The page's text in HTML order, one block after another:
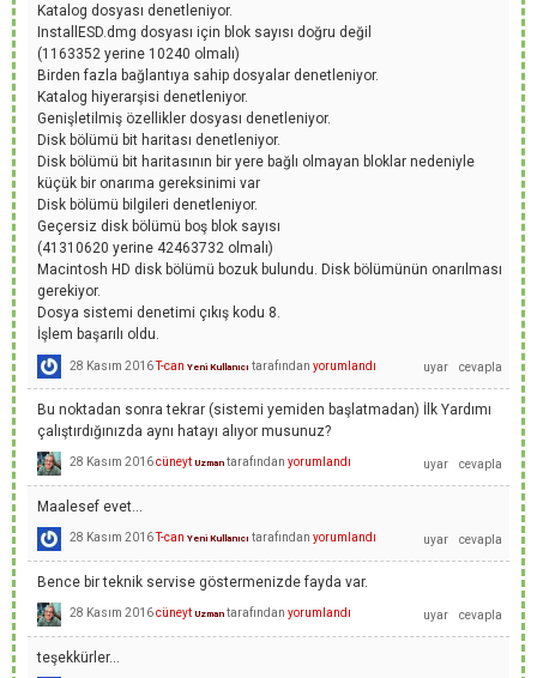
Katalog dosyası denetleniyor.
InstallESD.dmg dosyası için blok sayısı doğru değil
(1163352 yerine 10240 olmalı)
Birden fazla bağlantıya sahip dosyalar denetleniyor.
Katalog hiyerarşisi denetleniyor.
Genişletilmiş özellikler dosyası denetleniyor.
Disk bölümü bit haritası denetleniyor.
Disk bölümü bit haritasının bir yere bağlı olmayan bloklar nedeniyle
küçük bir onarıma gereksinimi var
Disk bölümü bilgileri denetleniyor.
Geçersiz disk bölümü boş blok sayısı
(41310620 yerine 42463732 olmalı)
Macintosh HD disk bölümü bozuk bulundu. Disk bölümünün onarılması
gerekiyor.
Dosya sistemi denetimi çıkış kodu 8.
İşlem başarılı oldu.
28 Kasım 2016T-can Yeni Kullanıcı tarafından yorumlandı
Bu noktadan sonra tekrar (sistemi yemiden başlatmadan) İlk Yardımı
çalıştırdığınızda aynı hatayı alıyor musunuz?
28 Kasım 2016cüneyt Uzman tarafından yorumlandı
Maalesef evet...
28 Kasım 2016 T-can Yeni Kullanıcı tarafından yorumlandı
Bence bir teknik servise göstermenizde fayda var.
28 Kasım 2016cüneyt Uzman tarafından yorumlandı
teşekkürler...